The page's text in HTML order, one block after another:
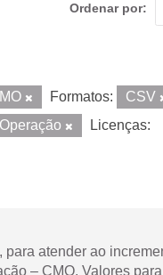
Ordenar por
Formatos: CSV
Licenças:
atender ao
– CMO. Valores